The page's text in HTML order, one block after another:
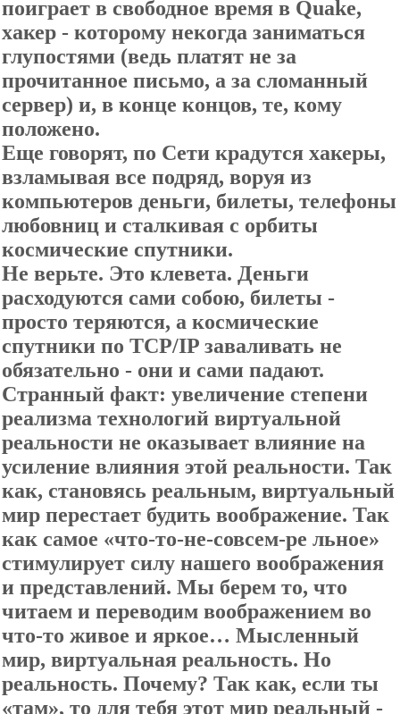
поиграет в свободное время в Quake,
хакер - которому некогда заниматься
глупостями (ведь платят не за
прочитанное письмо, а за сломанный
сервер) и, в конце концов, те, кому
положено.
Еще говорят, по Сети крадутся хакеры,
взламывая все подряд, воруя из
компьютеров деньги, билеты, телефоны
любовниц и сталкивая с орбиты
космические спутники.
Не верьте. Это клевета. Деньги
расходуются сами собою, билеты -
просто теряются, а космические
спутники по TCP/IP заваливать не
обязательно - они и сами падают.
Странный факт: увеличение степени
реализма технологий виртуальной
реальности не оказывает влияние на
усиление влияния этой реальности. Так
как, становясь реальным, виртуальный
мир перестает будить воображение. Так
как самое «что-то-не-совсем-ре льное»
стимулирует силу нашего воображения
и представлений. Мы берем то, что
читаем и переводим воображением во
что-то живое и яркое… Мысленный
мир, виртуальная реальность. Но
реальность. Почему? Так как, если ты
«там», то для тебя этот мир реальный -